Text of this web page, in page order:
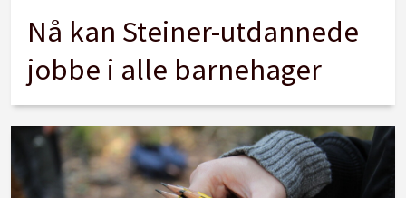
Nå kan Steiner-utdannede
jobbe i alle barnehager